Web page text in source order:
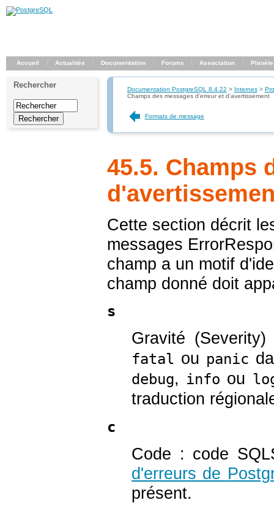
Accueil Actualités Documentation Forums Association Planète
Rechercher Documentation PostgreSQL 8.4.22 > Internes>
Champs des messages d'erreur et d'avertissement
Formats de message
45.5. Champs
Cette section décrit
messages
champ a un motif
champ donné doit
s
Gravité
fatal ou panic
debug, info ou
traduction
c
Code : code
d'erreurs de
présent.